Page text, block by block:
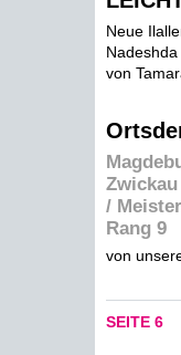
Neue
von
/
Rang 9
von
SEITE 6